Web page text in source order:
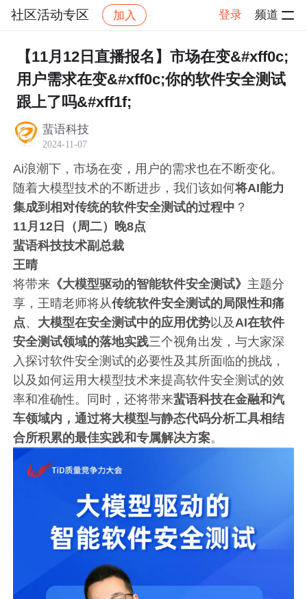
社区活动专区 加入 登录 频道
社区 社区活动专区 帖子详情
【11月12日直播报名】市场在变&#xff0c;
用户需求在变&#xff0c;你的软件安全测试
跟上了吗&#xff1f;
蜚语科技
2024-11-07
Ai浪潮下，市场在变，用户的需求也在不断变化。
随着大模型技术的不断进步，我们该如何将AI能力
集成到相对传统的软件安全测试的过程中 ？
11月12日（周二）晚8点
蜚语科技技术副总裁
王晴
将带来 《大模型驱动的智能软件安全测试》 主题分
享，王晴老师将从传统软件安全测试的局限性和痛
点、 大模型在安全测试中的应用优势以及 AI在软件
安全测试领域的落地实践三个视角出发，与大家深
入探讨软件安全测试的必要性及其所面临的挑战，
以及如何运用大模型技术来提高软件安全测试的效
率和准确性。同时，还将带来蜚语科技在金融和汽
车领域内，通过将大模型与静态代码分析工具相结
合所积累的最佳实践和专属解决方案。